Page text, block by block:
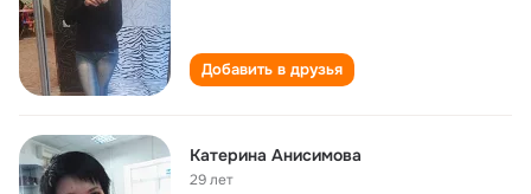
Добавить в друзья
Катерина Анисимова
29 лет